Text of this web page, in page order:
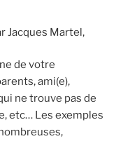
Jacques Martel,
de votre
ami(e),
ne trouve pas de
etc… Les exemples